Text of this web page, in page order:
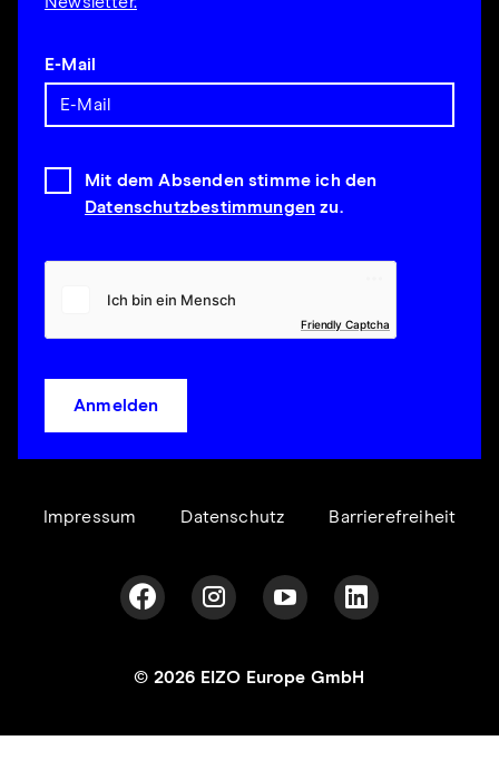
E-Mail
Mit dem Absenden stimme ich den
Datenschutzbestimmungen zu.
Friendly Captcha
Anmelden
Impressum Datenschutz Barrierefreiheit
© 2026 EIZO Europe GmbH